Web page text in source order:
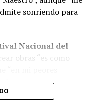
sonriendo para
Nacional del
obras “es como